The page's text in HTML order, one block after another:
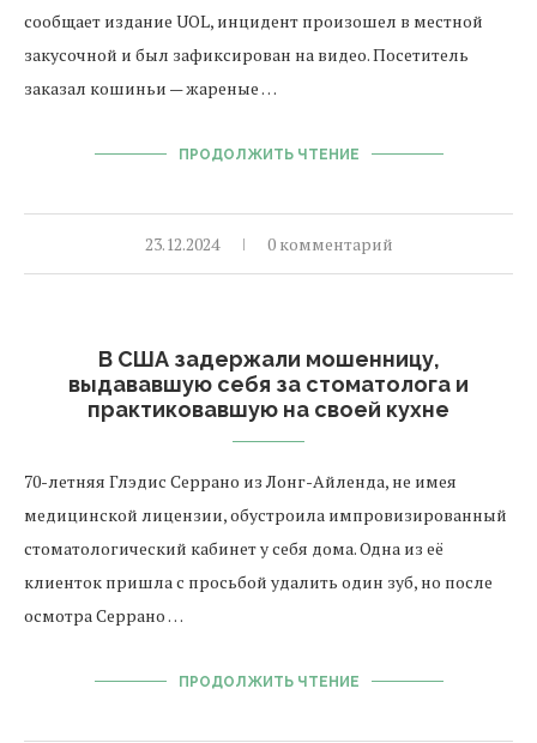
сообщает издание UOL, инцидент произошел в местной
закусочной и был зафиксирован на видео. Посетитель
заказал кошиньи — жареные …
ПРОДОЛЖИТЬ ЧТЕНИЕ
23.12.2024 0 комментарий
В США задержали мошенницу,
выдававшую себя за стоматолога и
практиковавшую на своей кухне
70-летняя Глэдис Серрано из Лонг-Айленда, не имея
медицинской лицензии, обустроила импровизированный
стоматологический кабинет у себя дома. Одна из её
клиенток пришла с просьбой удалить один зуб, но после
осмотра Серрано …
ПРОДОЛЖИТЬ ЧТЕНИЕ